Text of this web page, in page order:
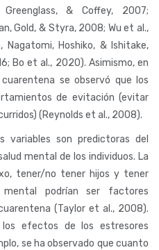
Greenglass, & Coffey, 2007;
Gold, & Styra, 2008; Wu et al.,
Nagatomi, Hoshiko, & Ishitake,
Bo et al., 2020). Asimismo, en
se observó que los
de evitación (evitar
(Reynolds et al., 2008).
variables son predictoras del
mental de los individuos. La
tener/no tener hijos y tener
podrían ser factores
(Taylor et al., 2008).
los efectos de los estresores
se ha observado que cuanto